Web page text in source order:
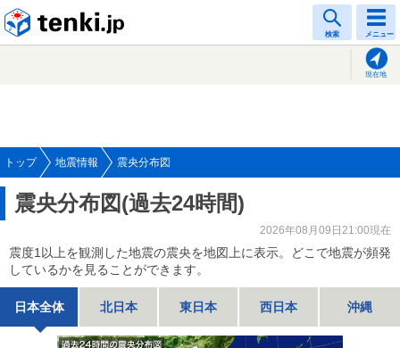
検索 メニュー
現在地
トップ 地震情報 震央分布図
震央分布図(過去24時間)
2026年08月09日21:00現在
震度1以上を観測した地震の震央を地図上に表示。どこで地震が頻発
しているかを見ることができます。
日本全体 北日本 東日本 西日本 沖縄